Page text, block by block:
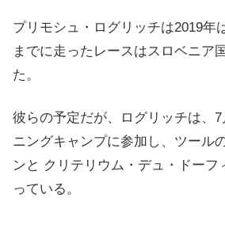
プリモシュ・ログリッチは2019年
までに走ったレースはスロベニア
た。
彼らの予定だが、ログリッチは、
ニングキャンプに参加し、ツール
ンと クリテリウム・デュ・ドーフ
っている。